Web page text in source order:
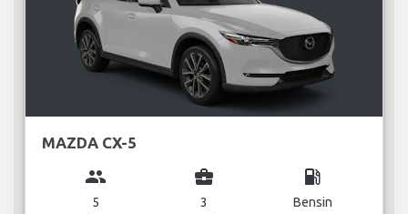
MAZDA CX-5
group
5
business_center
3
local_gas_station
Bensin